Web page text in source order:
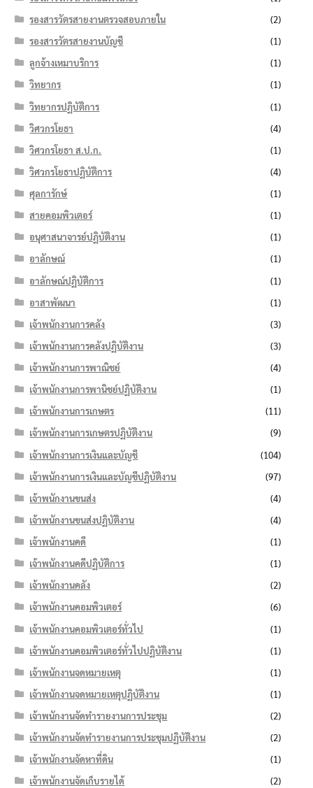
รองสารวัตรสายงานตรวจสอบภายใน
(2)
รองสารวัตรสายงานบัญชี
(1)
ลูกจ้างเหมาบริการ
(1)
วิทยากร
(1)
วิทยากรปฏิบัติการ
(1)
วิศวกรโยธา
(4)
วิศวกรโยธา ส.ป.ก.
(1)
วิศวกรโยธาปฏิบัติการ
(4)
ศุลการักษ์
(1)
สายคอมพิวเตอร์
(1)
อนุศาสนาจารย์ปฏิบัติงาน
(1)
อาลักษณ์
(1)
อาลักษณ์ปฏิบัติการ
(1)
อาสาพัฒนา
(1)
เจ้าพนักงานการคลัง
(3)
เจ้าพนักงานการคลังปฏิบัติงาน
(3)
เจ้าพนักงานการพาณิชย์
(4)
เจ้าพนักงานการพานิชย์ปฏิบัติงาน
(1)
เจ้าพนักงานการเกษตร
(11)
เจ้าพนักงานการเกษตรปฏิบัติงาน
(9)
เจ้าพนักงานการเงินและบัญชี
(104)
เจ้าพนักงานการเงินและบัญชีปฏิบัติงาน
(97)
เจ้าพนักงานขนส่ง
(4)
เจ้าพนักงานขนส่งปฏิบัติงาน
(4)
เจ้าพนักงานคดี
(1)
เจ้าพนักงานคดีปฏิบัติการ
(1)
เจ้าพนักงานคลัง
(2)
เจ้าพนักงานคอมพิวเตอร์
(6)
เจ้าพนักงานคอมพิวเตอร์ทั่วไป
(1)
เจ้าพนักงานคอมพิวเตอร์ทั่วไปปฏิบัติงาน
(1)
เจ้าพนักงานจดหมายเหตุ
(1)
เจ้าพนักงานจดหมายเหตุปฏิบัติงาน
(1)
เจ้าพนักงานจัดทำรายงานการประชุม
(2)
เจ้าพนักงานจัดทำรายงานการประชุมปฏิบัติงาน
(2)
เจ้าพนักงานจัดหาที่ดิน
(1)
เจ้าพนักงานจัดเก็บรายได้
(2)